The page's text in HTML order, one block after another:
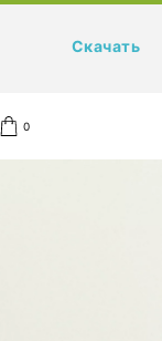
0
Скачать